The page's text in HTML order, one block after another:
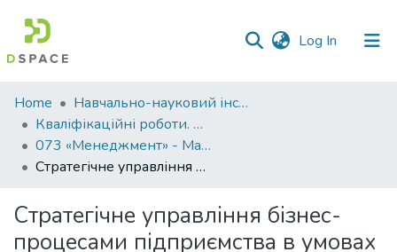
Log In (current)
Communities
&
Collections
All of DSpace
Statistics
Home
Навчально-науковий інститут економіки, управління, права та інформаційних технологій
Кваліфікаційні роботи. ННІ економіки, управління, права та ІТ
073 «Менеджмент» - Магістри 2025-2026
Стратегічне управління бізнес-процесами підприємства в умовах конкурентного середовища
Стратегічне управління бізнес-
процесами підприємства в умовах